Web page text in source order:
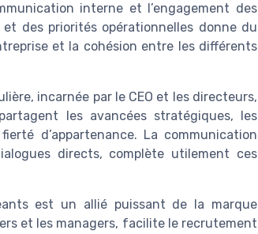
interne et l’engagement des
des priorités opérationnelles donne du
et la cohésion entre les différents
incarnée par le CEO et les directeurs,
les avancées stratégiques, les
d’appartenance. La communication
directs, complète utilement ces
est un allié puissant de la marque
et les managers, facilite le recrutement